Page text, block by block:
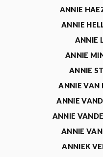
ANNIE
ANNIE
ANNIE
ANNIE
ANNIE
ANNIE VAN
ANNIE
ANNIE
ANNIE
ANNIEK